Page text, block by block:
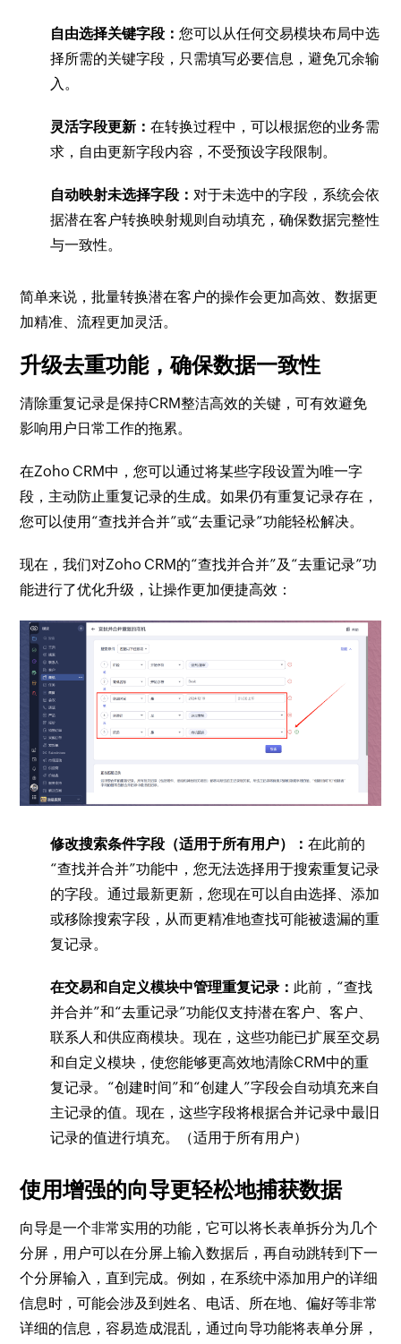
自由选择关键字段：您可以从任何交易模块布局中选
择所需的关键字段，只需填写必要信息，避免冗余输
入。
灵活字段更新：在转换过程中，可以根据您的业务需
求，自由更新字段内容，不受预设字段限制。
自动映射未选择字段： 对于未选中的字段，系统会依
据潜在客户转换映射规则自动填充，确保数据完整性
与一致性。
简单来说，批量转换潜在客户的操作会更加高效、数据更
加精准、流程更加灵活。
升级去重功能，确保数据一致性
清除重复记录是保持CRM整洁高效的关键，可有效避免
影响用户日常工作的拖累。
在Zoho CRM中，您可以通过将某些字段设置为唯一字
段，主动防止重复记录的生成。如果仍有重复记录存在，
您可以使用“查找并合并”或“去重记录”功能轻松解决。
现在，我们对Zoho CRM的“查找并合并”及“去重记录”功
能进行了优化升级，让操作更加便捷高效：
修改搜索条件字段（适用于所有用户）：在此前的
“查找并合并”功能中，您无法选择用于搜索重复记录
的字段。通过最新更新，您现在可以自由选择、添加
或移除搜索字段，从而更精准地查找可能被遗漏的重
复记录。
在交易和自定义模块中管理重复记录： 此前，“查找
并合并”和“去重记录”功能仅支持潜在客户、客户、
联系人和供应商模块。现在，这些功能已扩展至交易
和自定义模块，使您能够更高效地清除CRM中的重
复记录。“创建时间”和“创建人”字段会自动填充来自
主记录的值。现在，这些字段将根据合并记录中最旧
记录的值进行填充。（适用于所有用户）
使用增强的向导更轻松地捕获数据
向导是一个非常实用的功能，它可以将长表单拆分为几个
分屏，用户可以在分屏上输入数据后，再自动跳转到下一
个分屏输入，直到完成。例如，在系统中添加用户的详细
信息时，可能会涉及到姓名、电话、所在地、偏好等非常
详细的信息，容易造成混乱，通过向导功能将表单分屏，